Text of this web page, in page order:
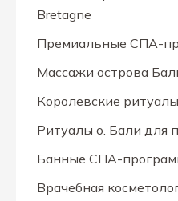
Bretagne
Премиальные СПА-
Массажи острова
Королевские
Ритуалы о. Бали для
Банные СПА-
Врачебная